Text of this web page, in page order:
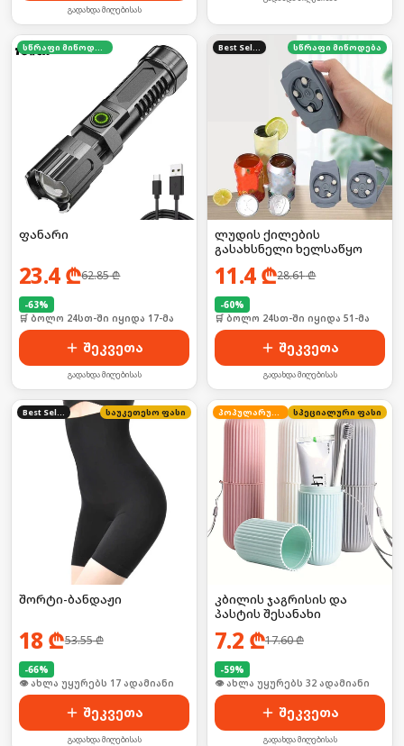
გადახდა მიღებისას
სწრაფი მიწოდება
ფანარი
23.4₾62.85₾
-63%
🛒 ბოლო 24სთ-ში იყიდა 17-მა
შეკვეთა
გადახდა მიღებისას
Best Seller სწრაფი მიწოდება
ლუდის ქილების
გასახსნელი ხელსაწყო
11.4₾28.61₾
-60%
🛒 ბოლო 24სთ-ში იყიდა 51-მა
შეკვეთა
გადახდა მიღებისას
Best Seller საუკეთესო ფასი
შორტი-ბანდაჟი
18 ₾53.55₾
-66%
🛒 ბოლო 24სთ-ში იყიდა 26-მა
შეკვეთა
გადახდა მიღებისას
პოპულარული სპეციალური ფასი
კბილის ჯაგრისის და
პასტის შესანახი
7.2 ₾17.60₾
-59%
🛒 ბოლო 24სთ-ში იყიდა 43-მა
შეკვეთა
გადახდა მიღებისას